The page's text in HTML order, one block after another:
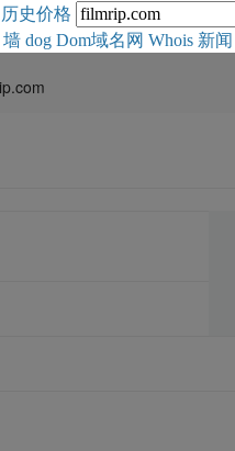
历史价格
墙 dog Dom域名网 Whois 新闻